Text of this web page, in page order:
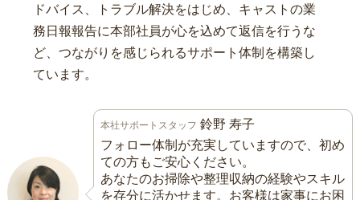
ドバイス、トラブル解決をはじめ、キャストの業
務日報報告に本部社員が心を込めて返信を行うな
ど、つながりを感じられるサポート体制を構築し
ています。
本社サポートスタッフ 鈴野 寿子
フォロー体制が充実していますので、初め
ての方もご安心ください。
あなたのお掃除や整理収納の経験やスキル
を存分に活かせます。お客様は家事にお困